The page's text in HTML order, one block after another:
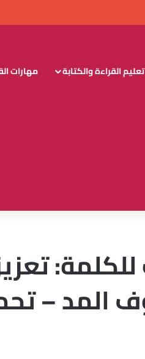
تعليم القراءة والكتابة مهارات
المد –